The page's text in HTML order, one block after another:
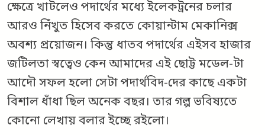
ক্ষেত্রে খাটলেও পদার্থের মধ্যে ইলেকট্রনের চলার
আরও নিঁখুত হিসেব করতে কোয়ান্টাম মেকানিক্স
অবশ্য প্রয়োজন। কিন্তু ধাতব পদার্থের এইসব হাজার
জটিলতা স্বত্বেও কেন আমাদের এই ছোট্ট মডেল-টা
আদৌ সফল হলো সেটা পদার্থবিদ-দের কাছে একটা
বিশাল ধাঁধা ছিল অনেক বছর। তার গল্প ভবিষ্যতে
কোনো লেখায় বলার ইচ্ছে রইলো।